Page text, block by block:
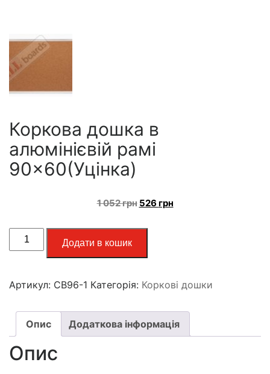
Коркова дошка в
алюмінієвій рамі
90×60(Уцінка)
1 052грн 526 грн
Додати в кошик
Артикул: CB96-1 Категорія: Коркові дошки
Опис Додаткова інформація
Опис